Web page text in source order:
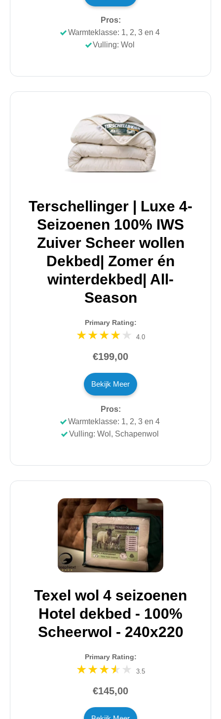
Pros:
Warmteklasse: 1, 2, 3 en 4
Vulling: Wol
Terschellinger | Luxe 4-
Seizoenen 100% IWS
Zuiver Scheer wollen
Dekbed| Zomer én
winterdekbed| All-
Season
Primary Rating:
4.0
€199,00
Bekijk Meer
Pros:
Warmteklasse: 1, 2, 3 en 4
Vulling: Wol, Schapenwol
Texel wol 4 seizoenen
Hotel dekbed - 100%
Scheerwol - 240x220
Primary Rating:
3.5
€145,00